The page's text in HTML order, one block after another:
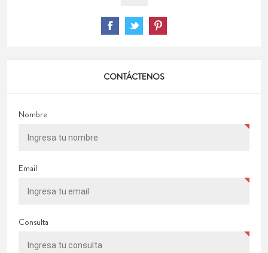
CONTÁCTENOS
Nombre
Email
Consulta